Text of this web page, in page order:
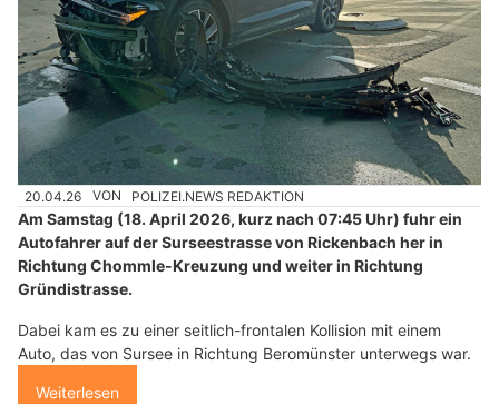
20.04.26 VON POLIZEI.NEWS REDAKTION
Am Samstag (18. April 2026, kurz nach 07:45 Uhr) fuhr ein
Autofahrer auf der Surseestrasse von Rickenbach her in
Richtung Chommle-Kreuzung und weiter in Richtung
Gründistrasse.
Dabei kam es zu einer seitlich-frontalen Kollision mit einem
Auto, das von Sursee in Richtung Beromünster unterwegs war.
Weiterlesen